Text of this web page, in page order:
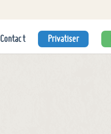
Contact Privatiser